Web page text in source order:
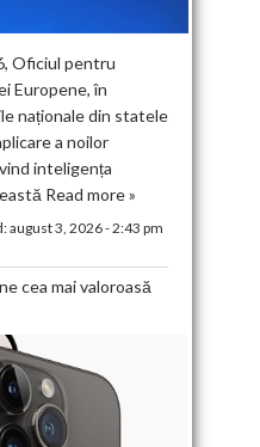
Oficiul pentru
Europene, în
naționale din statele
a noilor
inteligența
Read more »
august 3, 2026 - 2:43 pm
cea mai valoroasă